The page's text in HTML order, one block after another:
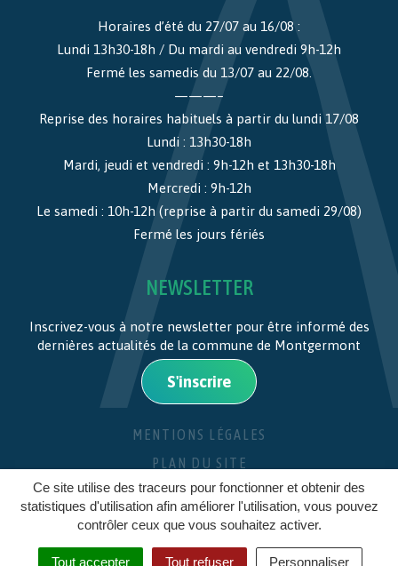
Ce site utilise des traceurs pour fonctionner et obtenir des
statistiques d'utilisation afin améliorer l'utilisation, vous pouvez
contrôler ceux que vous souhaitez activer.
Tout accepter Tout refuser Personnaliser
Horaires d’été du 27/07 au 16/08 :
Lundi 13h30-18h / Du mardi au vendredi 9h-12h
Fermé les samedis du 13/07 au 22/08.
———–
Reprise des horaires habituels à partir du lundi 17/08
Lundi : 13h30-18h
Mardi, jeudi et vendredi : 9h-12h et 13h30-18h
Mercredi : 9h-12h
Le samedi : 10h-12h (reprise à partir du samedi 29/08)
Fermé les jours fériés
NEWSLETTER
Inscrivez-vous à notre newsletter pour être informé des
dernières actualités de la commune de Montgermont
S'inscrire
MENTIONS LÉGALES
PLAN DU SITE
CRÉDITS